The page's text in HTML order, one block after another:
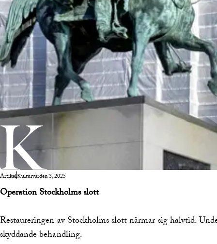
ArtikelKulturvärden 3, 2025
Operation Stockholms slott
Restaureringen av Stockholms slott närmar sig halvtid.
skyddande behandling.